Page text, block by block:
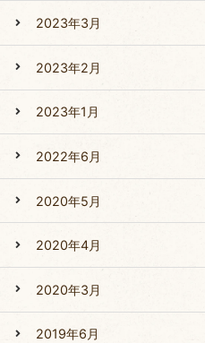
2023年3月
2023年2月
2023年1月
2022年6月
2020年5月
2020年4月
2020年3月
2019年6月